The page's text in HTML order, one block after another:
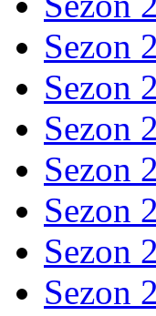
Sezon
Sezon
Sezon
Sezon
Sezon
Sezon
Sezon